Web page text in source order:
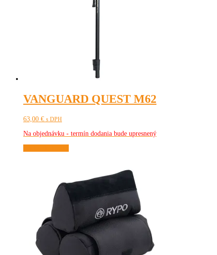
VANGUARD QUEST M62
63,00 € s DPH
Na objednávku - termín dodania bude upresnený